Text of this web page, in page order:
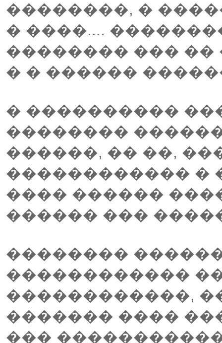
��������, �
� ����....
�������� ��� ��
� � ������
� ����������
��������
������, �� ��,
������������ �
���� ������
������ ���
��������
������������
������������,
������� ����
���